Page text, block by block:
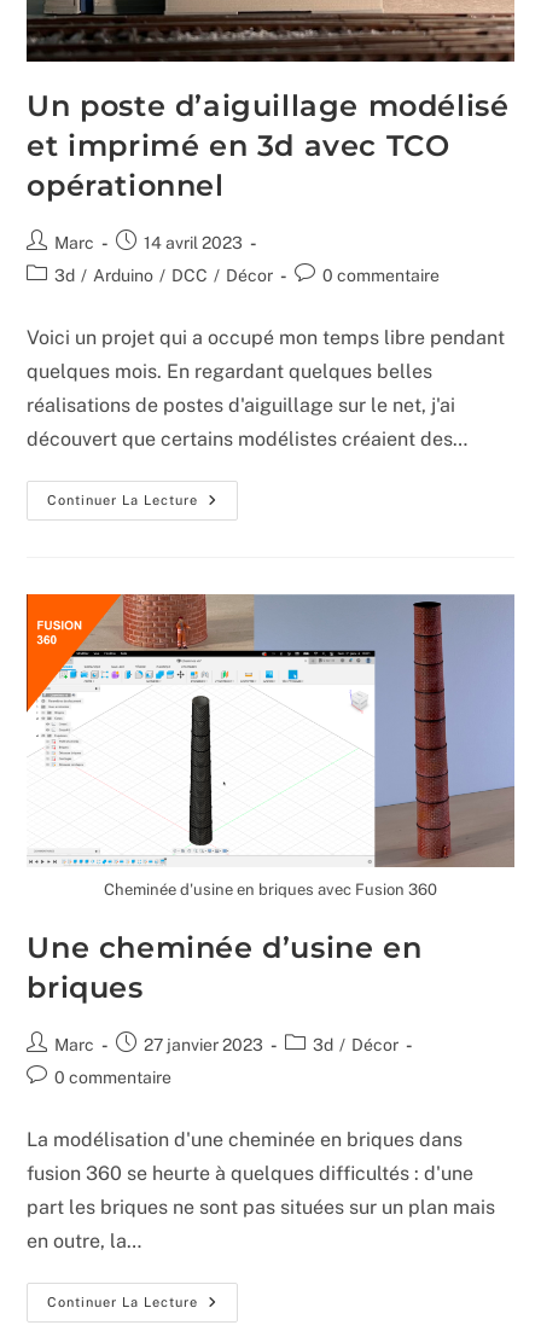
Un poste d’aiguillage modélisé
et imprimé en 3d avec TCO
opérationnel
Auteur/autrice
de
Marc
Publication
publiée :
14 avril 2023
Post3d / Arduino / DCC / Décor
Commentaires
publication :
0 commentaire
Voici un projet qui a occupé mon temps libre pendant
quelques mois. En regardant quelques belles
réalisations de postes d'aiguillage sur le net, j'ai
découvert que certains modélistes créaient des…
Continuer La Lecture
Un
Poste
En
3d
Avec
TCO
Opérationnel
Cheminée d'usine en briques avec Fusion 360
Une cheminée d’usine en
briques
Auteur/autrice
de
Marc
Publication
publiée :
27 janvier 2023
Post3d / Décor
Commentaires
publication :
0 commentaire
La modélisation d'une cheminée en briques dans
fusion 360 se heurte à quelques difficultés : d'une
part les briques ne sont pas situées sur un plan mais
en outre, la…
Continuer La Lecture
Une
Cheminée